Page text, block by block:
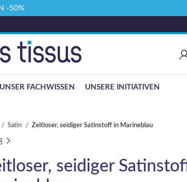
UNSER FACHWISSEN UNSERE INITIATIVEN
Satin Zeitloser, seidiger Satinstoff in Marineblau
seidiger
-50%